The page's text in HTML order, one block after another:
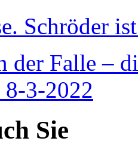
Schröder
der Falle –
3-2022
Sie